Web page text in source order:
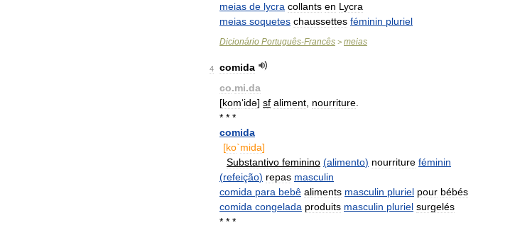
meias de lycra collants en Lycra
meias soquetes chaussettes féminin pluriel
Dicionário Português-Francês > meias
4
comida
co.mi.da
[kom‘idə] sf aliment nourriture
* * *
comida
[ko`mida]
Substantivo feminino (alimento) nourriture féminin
(refeição) repas masculin
comida para bebê aliments masculin pluriel pour bébés
comida congelada produits masculin pluriel surgelés
* * *